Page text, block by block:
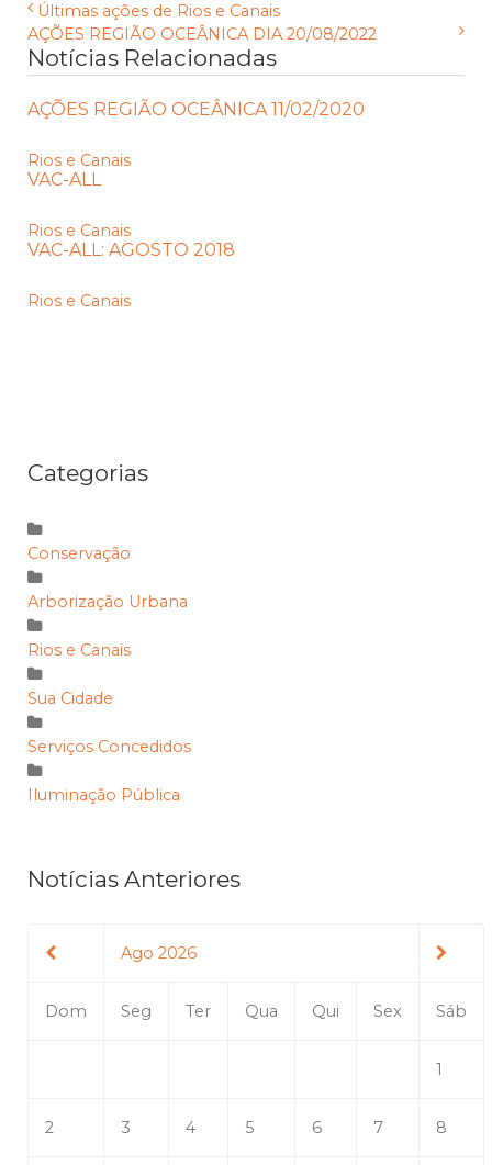
Últimas ações de Rios e Canais
AÇÕES REGIÃO OCEÂNICA DIA 20/08/2022
Notícias Relacionadas
AÇÕES REGIÃO OCEÂNICA 11/02/2020
Rios e Canais
VAC-ALL
Rios e Canais
VAC-ALL: AGOSTO 2018
Rios e Canais
Categorias
Conservação
Arborização Urbana
Rios e Canais
Sua Cidade
Serviços Concedidos
Iluminação Pública
Notícias Anteriores
Ago 2026
Dom Seg Ter Qua Qui Sex Sáb
1
2 3 4 5 6 7 8